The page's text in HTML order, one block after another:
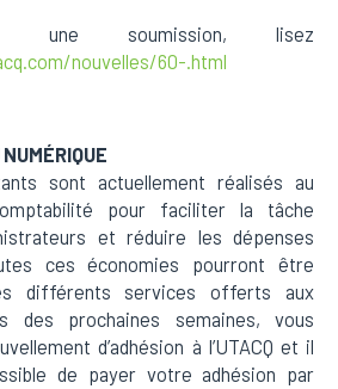
une soumission, lisez
nouvelles/60-.html
NUMÉRIQUE
sont actuellement réalisés au
pour faciliter la tâche
et réduire les dépenses
ces économies pourront être
différents services offerts aux
des prochaines semaines, vous
d’adhésion à l’UTACQ et il
de payer votre adhésion par